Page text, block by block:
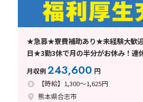
★急募★寮費補助あり★未経験大歓
日★3勤3休で月の半分がお休み！連
も充実！ 簡単な検査業務のお仕事
月収例243,600 円
【時給】1,300～1,625円
熊本県合志市